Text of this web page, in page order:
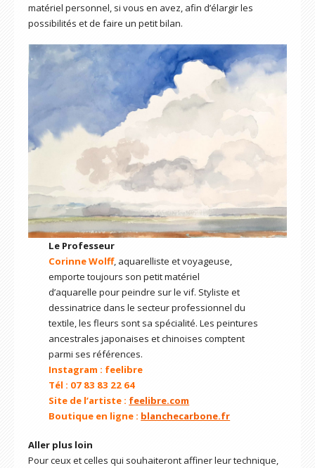
matériel personnel, si vous en avez, afin d’élargir les
possibilités et de faire un petit bilan.
Le Professeur
Corinne Wolff, aquarelliste et voyageuse,
emporte toujours son petit matériel
d’aquarelle pour peindre sur le vif. Styliste et
dessinatrice dans le secteur professionnel du
textile, les fleurs sont sa spécialité. Les peintures
ancestrales japonaises et chinoises comptent
parmi ses références.
Instagram : feelibre
Tél : 07 83 83 22 64
Site de l’artiste : feelibre.com
Boutique en ligne : blanchecarbone.fr
Aller plus loin
Pour ceux et celles qui souhaiteront affiner leur technique,